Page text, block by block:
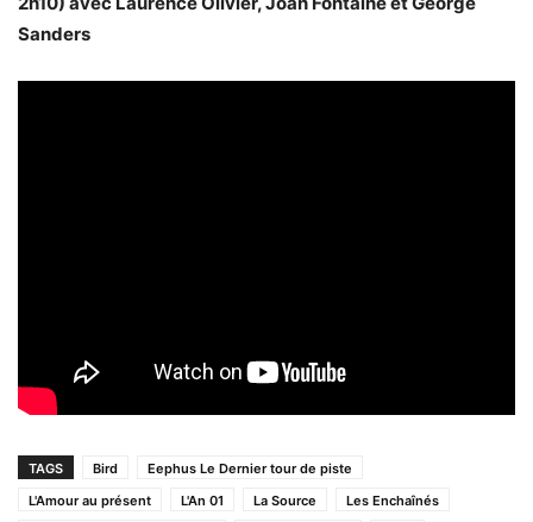
Sanders
TAGS Bird
Eephus Le Dernier tour de piste
L'Amour au présent
L'An 01 La Source
Les Enchaînés